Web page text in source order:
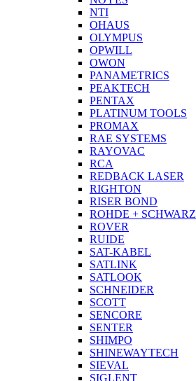
NTI
OHAUS
OLYMPUS
OPWILL
OWON
PANAMETRICS
PEAKTECH
PENTAX
PLATINUM TOOLS
PROMAX
RAE SYSTEMS
RAYOVAC
RCA
REDBACK LASER
RIGHTON
RISER BOND
ROHDE + SCHWARZ
ROVER
RUIDE
SAT-KABEL
SATLINK
SATLOOK
SCHNEIDER
SCOTT
SENCORE
SENTER
SHIMPO
SHINEWAYTECH
SIEVAL
SIGLENT